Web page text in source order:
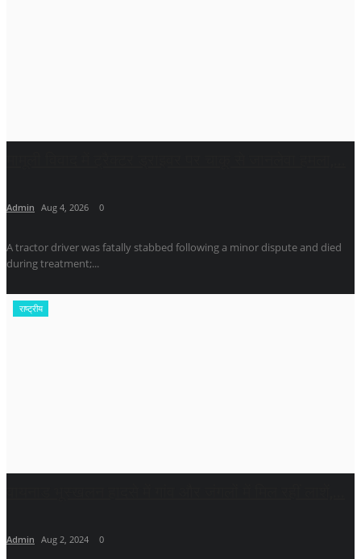
Admin Aug 4, 2026 0
A tractor driver was fatally stabbed following a minor dispute and died
during treatment;...
राष्ट्रीय
Admin Aug 2, 2024 0